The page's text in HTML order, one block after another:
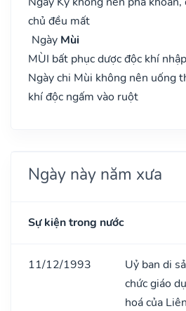
chủ đều mất
Ngày Mùi
MÙI bất phục dược độc khí
Ngày chi Mùi không nên uống
khí độc ngấm vào ruột
Ngày này năm xưa
Sự kiện trong nước
11/12/1993
Uỷ ban di
chức giáo
hoá của